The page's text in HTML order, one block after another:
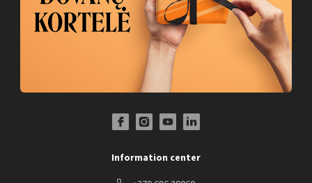
Information center